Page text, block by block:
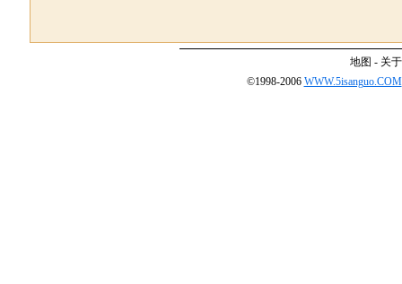
地图 - 关
©1998-2006 WWW.5isanguo.COM